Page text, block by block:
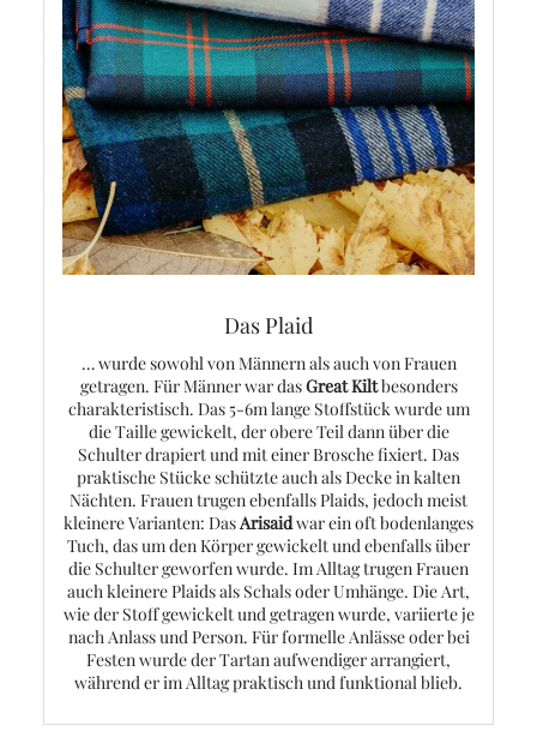
Das Plaid
… wurde sowohl von Männern als auch von Frauen
getragen. Für Männer war dasGreat Kiltbesonders
charakteristisch. Das 5-6m lange Stoffstück wurde um
die Taille gewickelt, der obere Teil dann über die
Schulter drapiert und mit einer Brosche fixiert. Das
praktische Stücke schützte auch als Decke in kalten
Nächten. Frauen trugen ebenfalls Plaids, jedoch meist
kleinere Varianten: DasArisaidwar ein oft bodenlanges
Tuch, das um den Körper gewickelt und ebenfalls über
die Schulter geworfen wurde. Im Alltag trugen Frauen
auch kleinere Plaids als Schals oder Umhänge. Die Art,
wie der Stoff gewickelt und getragen wurde, variierte je
nach Anlass und Person. Für formelle Anlässe oder bei
Festen wurde der Tartan aufwendiger arrangiert,
während er im Alltag praktisch und funktional blieb.